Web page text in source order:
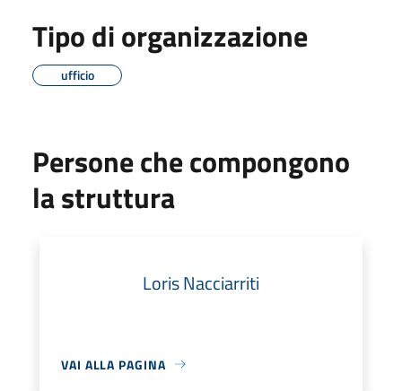
Tipo di organizzazione
ufficio
Persone che compongono
la struttura
Loris Nacciarriti
VAI ALLA PAGINA